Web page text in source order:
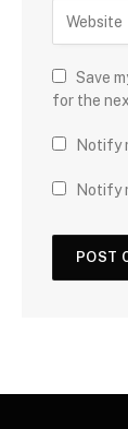
Save
for the
Notify
Notify